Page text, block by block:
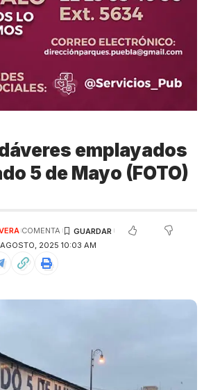
emplayados
5 de Mayo (FOTO)
2025 10:03 AM
COMENTA